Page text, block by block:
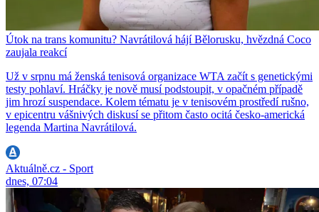
Útok na trans komunitu? Navrátilová hájí Bělorusku, hvězdná Coco
zaujala reakcí
Už v srpnu má ženská tenisová organizace WTA začít s genetickými
testy pohlaví. Hráčky je nově musí podstoupit, v opačném případě
jim hrozí suspendace. Kolem tématu je v tenisovém prostředí rušno,
v epicentru vášnivých diskusí se přitom často ocitá česko-americká
legenda Martina Navrátilová.
Aktuálně.cz - Sport
dnes, 07:04